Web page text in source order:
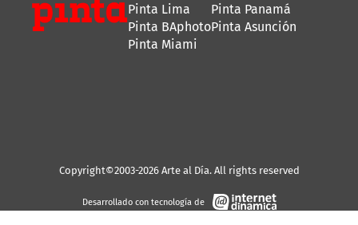
Pinta Lima
Pinta BAphoto
Pinta Miami
Pinta Panamá
Pinta Asunción
Copyright©2003-2026 Arte al Día. All rights reserved